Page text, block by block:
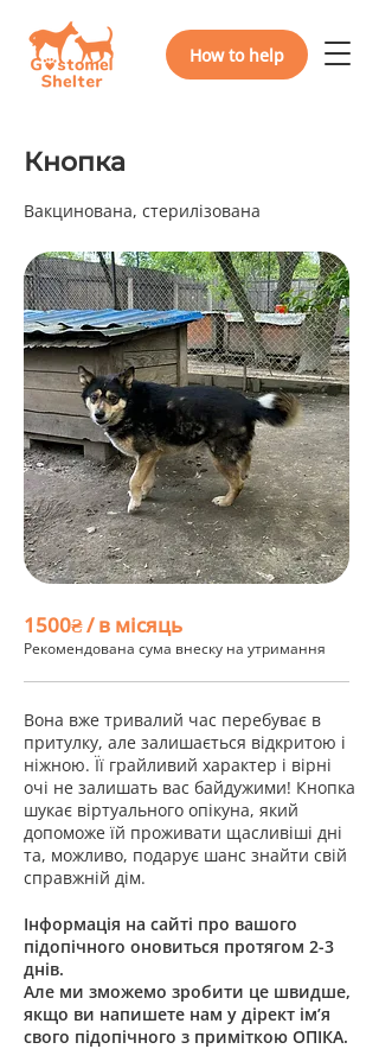
How to help
Кнопка
Вакцинована, стерилізована
1500₴ / в місяць
Рекомендована сума внеску на утримання
Вона вже тривалий час перебуває в
притулку, але залишається відкритою і
ніжною. Її грайливий характер і вірні
очі не залишать вас байдужими! Кнопка
шукає віртуального опікуна, який
допоможе їй проживати щасливіші дні
та, можливо, подарує шанс знайти свій
справжній дім.
Інформація на сайті про вашого
підопічного оновиться протягом 2-3
днів.
Але ми зможемо зробити це швидше,
якщо ви напишете нам у дірект ім’я
свого підопічного з приміткою ОПІКА.